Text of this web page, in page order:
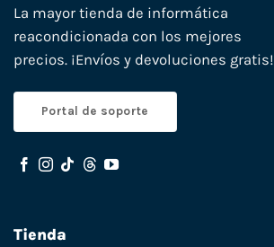
La mayor tienda de informática
reacondicionada con los mejores
precios. ¡Envíos y devoluciones gratis!
Portal de soporte
Tienda